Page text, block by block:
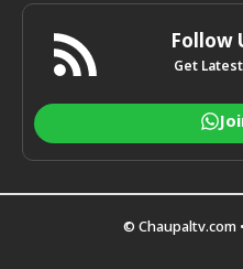
Follow
Get
© Chaupaltv.com